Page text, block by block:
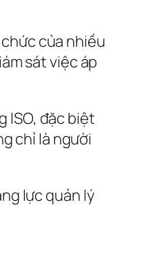
của nhiều
sát việc áp
ISO, đặc biệt
chỉ là người
lực quản lý